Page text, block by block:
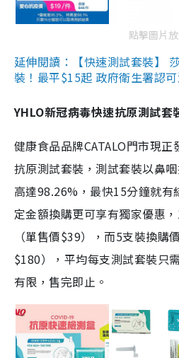
點擊圖片
延伸閱讀：【快速測試套裝】
裝！最平$15起 政府衛生署認
YHLO新冠病毒快速抗原測試套
健康食品品牌CATALO門市現
抗原測試套裝，測試套裝以鼻
高達98.26%，最快15分鐘就有
定金額換購更可享有獨家優惠
（單售價$39），而5支裝換購
$180），平均每支測試套裝只
有限，售完即止。